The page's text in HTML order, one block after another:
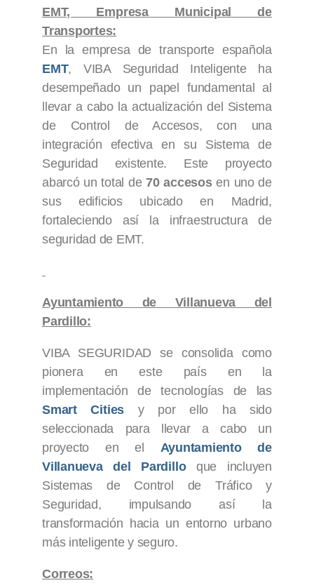
EMT, Empresa Municipal de
Transportes:
En la empresa de transporte española
EMT, VIBA Seguridad Inteligente ha
desempeñado un papel fundamental al
llevar a cabo la actualización del Sistema
de Control de Accesos, con una
integración efectiva en su Sistema de
Seguridad existente. Este proyecto
abarcó un total de70 accesosen uno de
sus edificios ubicado en Madrid,
fortaleciendo así la infraestructura de
seguridad de EMT.
Ayuntamiento de Villanueva del
Pardillo:
VIBA SEGURIDAD se consolida como
pionera en este país en la
implementación de tecnologías de las
Smart Cities
y por ello ha sido
seleccionada para llevar a cabo un
proyecto en el Ayuntamiento de
Villanueva del Pardillo
que incluyen
Sistemas de Control de Tráfico y
Seguridad, impulsando así la
transformación hacia un entorno urbano
más inteligente y seguro.
Correos: